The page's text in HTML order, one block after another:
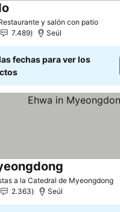
y salón con patio
7.489 Seúl
fechas para ver los
a la Catedral de Myeongdong
2.363 Seúl